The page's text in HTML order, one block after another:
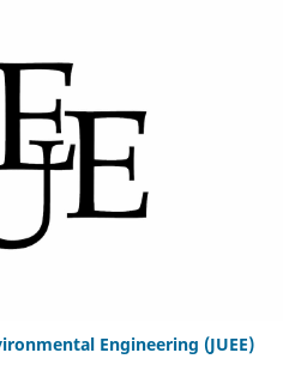
Engineering (JUEE)